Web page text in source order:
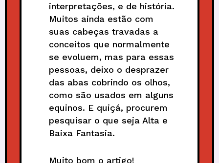
interpretações, e de história.
Muitos ainda estão com
suas cabeças travadas a
conceitos que normalmente
se evoluem, mas para essas
pessoas, deixo o desprazer
das abas cobrindo os olhos,
como são usados em alguns
equinos. E quiçá, procurem
pesquisar o que seja Alta e
Baixa Fantasia.
Muito bom o artigo!